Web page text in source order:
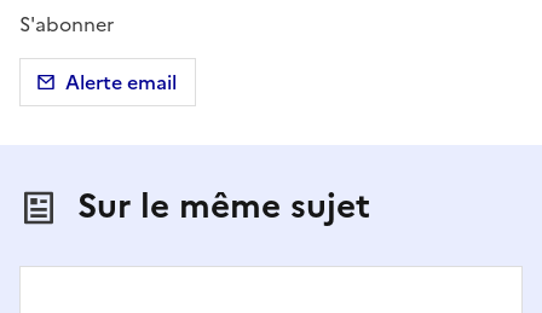
S'abonner
Alerte email
Sur le même sujet